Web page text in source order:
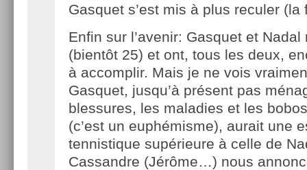
Gasquet s’est mis à plus reculer (la
Enfin sur l’avenir: Gasquet et Nadal
(bientôt 25) et ont, tous les deux,
à accomplir. Mais je ne vois
Gasquet, jusqu’à présent pas
blessures, les maladies et les
(c’est un euphémisme), aurait une
tennistique supérieure à celle de
Cassandre (Jérôme…) nous